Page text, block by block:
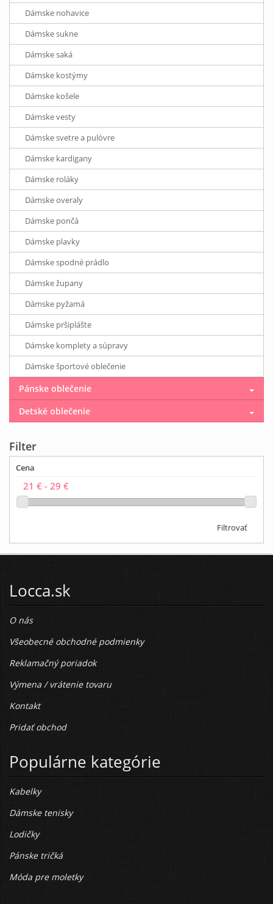
Dámske nohavice
Dámske sukne
Dámske saká
Dámske kostýmy
Dámske košele
Dámske vesty
Dámske svetre a pulóvre
Dámske kardigany
Dámske roláky
Dámske overaly
Dámske pončá
Dámske plavky
Dámske spodné prádlo
Dámske župany
Dámske pyžamá
Dámske pršiplášte
Dámske komplety a súpravy
Dámske športové oblečenie
Pánske oblečenie
Detské oblečenie
Filter
Cena
Filtrovať
Locca.sk
O nás
Všeobecné obchodné podmienky
Reklamačný poriadok
Výmena / vrátenie tovaru
Kontakt
Pridať obchod
Populárne kategórie
Kabelky
Dámske tenisky
Lodičky
Pánske tričká
Móda pre moletky